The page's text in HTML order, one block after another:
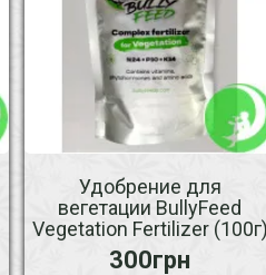
Удобрение для
вегетации BullyFeed
Vegetation Fertilizer
300грн